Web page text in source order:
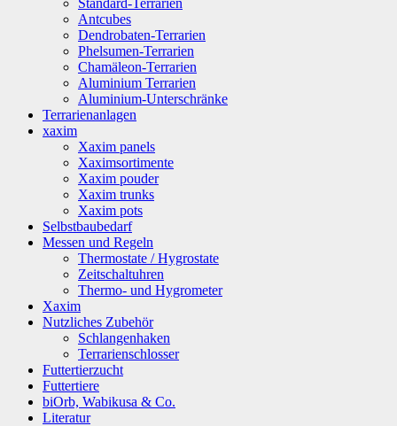
Antcubes
Dendrobaten-Terrarien
Phelsumen-Terrarien
Chamäleon-Terrarien
Aluminium Terrarien
Aluminium-Unterschränke
Terrarienanlagen
xaxim
Xaxim panels
Xaximsortimente
Xaxim pouder
Xaxim trunks
Xaxim pots
Selbstbaubedarf
Messen und Regeln
Thermostate / Hygrostate
Zeitschaltuhren
Thermo- und Hygrometer
Xaxim
Nutzliches Zubehör
Schlangenhaken
Terrarienschlosser
Futtertierzucht
Futtertiere
biOrb, Wabikusa & Co.
Literatur